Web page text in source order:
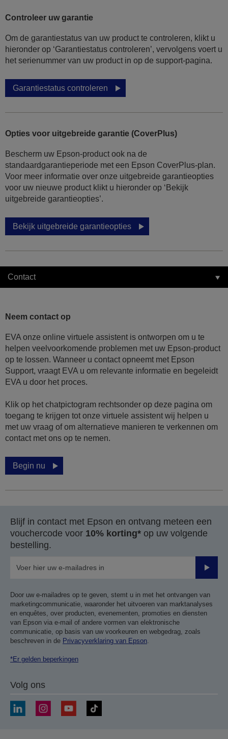
Controleer uw garantie
Om de garantiestatus van uw product te controleren, klikt u
hieronder op ‘Garantiestatus controleren’, vervolgens voert u
het serienummer van uw product in op de support-pagina.
Garantiestatus controleren
Opties voor uitgebreide garantie (CoverPlus)
Bescherm uw Epson-product ook na de
standaardgarantieperiode met een Epson CoverPlus-plan.
Voor meer informatie over onze uitgebreide garantieopties
voor uw nieuwe product klikt u hieronder op ‘Bekijk
uitgebreide garantieopties’.
Bekijk uitgebreide garantieopties
Contact
Neem contact op
EVA onze online virtuele assistent is ontworpen om u te
helpen veelvoorkomende problemen met uw Epson-product
op te lossen. Wanneer u contact opneemt met Epson
Support, vraagt EVA u om relevante informatie en begeleidt
EVA u door het proces.
Klik op het chatpictogram rechtsonder op deze pagina om
toegang te krijgen tot onze virtuele assistent wij helpen u
met uw vraag of om alternatieve manieren te verkennen om
contact met ons op te nemen.
Begin nu
Blijf in contact met Epson en ontvang meteen een
vouchercode voor 10% korting* op uw volgende
bestelling.
Door uw e-mailadres op te geven, stemt u in met het ontvangen van
marketingcommunicatie, waaronder het uitvoeren van marktanalyses
en enquêtes, over producten, evenementen, promoties en diensten
van Epson via e-mail of andere vormen van elektronische
communicatie, op basis van uw voorkeuren en webgedrag, zoals
beschreven in de Privacyverklaring van Epson.
*Er gelden beperkingen
Volg ons